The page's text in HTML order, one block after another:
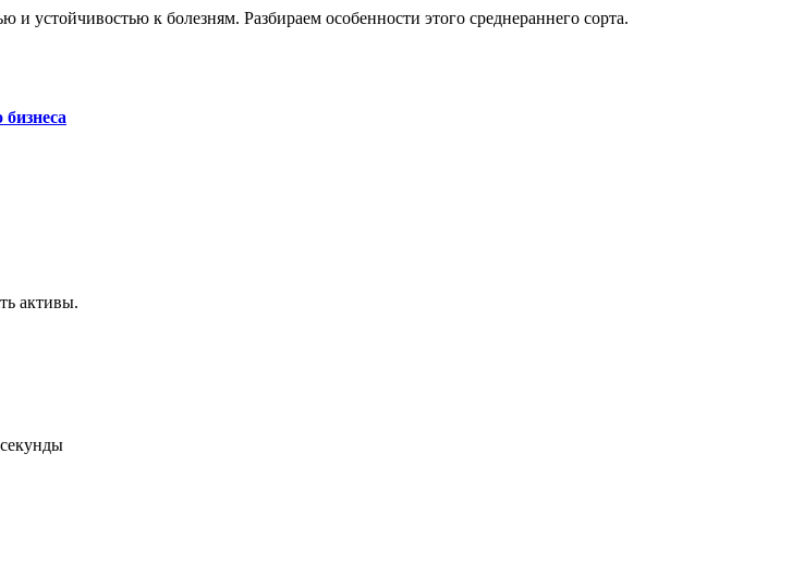
устойчивостью к болезням. Разбираем особенности этого среднераннего сорта.
активы.